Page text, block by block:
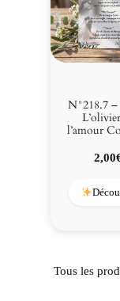
N°218.7
l’amour
2,00
Tous les